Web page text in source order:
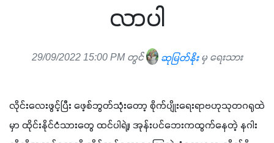
လာပါ
29/09/2022 15:00 PM တွင် ဆုမြတ်နိုးမှ ရေးသား
လိုင်းလေးဖွင့်ပြီး ဖေ့စ်ဘွတ်သုံးတော့ စိုက်ပျိုးရေးရာဗဟုသုတဂရုထဲ
မှာ ထိုင်းနိုင်ငံသားတွေ ထင်ပါရဲ့။ အုန်းပင်ဘေးကထွက်နေတဲ့ နဂါး